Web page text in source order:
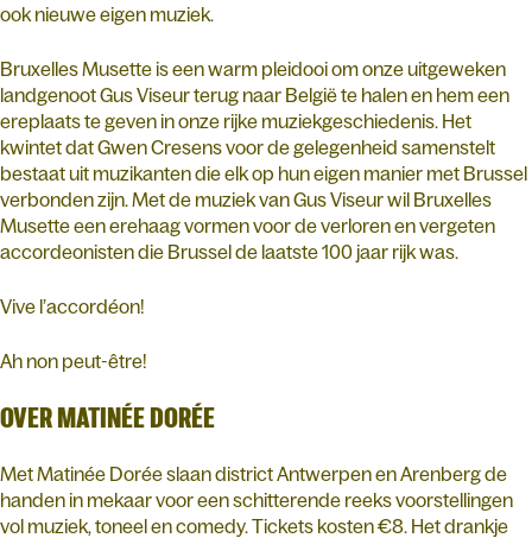
ook nieuwe eigen muziek.
Bruxelles Musette is een warm pleidooi om onze uitgeweken
landgenoot Gus Viseur terug naar België te halen en hem een
ereplaats te geven in onze rijke muziekgeschiedenis. Het
kwintet dat Gwen Cresens voor de gelegenheid samenstelt
bestaat uit muzikanten die elk op hun eigen manier met Brussel
verbonden zijn. Met de muziek van Gus Viseur wil Bruxelles
Musette een erehaag vormen voor de verloren en vergeten
accordeonisten die Brussel de laatste 100 jaar rijk was.
Vive l’accordéon!
Ah non peut-être!
OVER MATINÉE DORÉE
Met Matinée Dorée slaan district Antwerpen en Arenberg de
handen in mekaar voor een schitterende reeks voorstellingen
vol muziek, toneel en comedy. Tickets kosten €8. Het drankje